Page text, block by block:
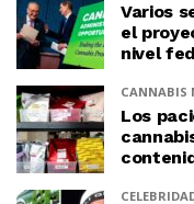
Varios
el
nivel
CANNABIS
Los